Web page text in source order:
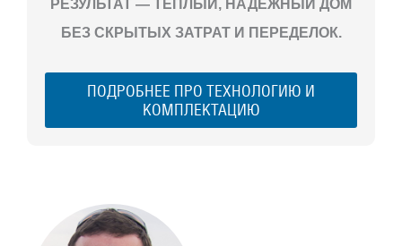
РЕЗУЛЬТАТ — ТЁПЛЫЙ, НАДЁЖНЫЙ ДОМ
БЕЗ СКРЫТЫХ ЗАТРАТ И ПЕРЕДЕЛОК.
ПОДРОБНЕЕ ПРО ТЕХНОЛОГИЮ И
КОМПЛЕКТАЦИЮ